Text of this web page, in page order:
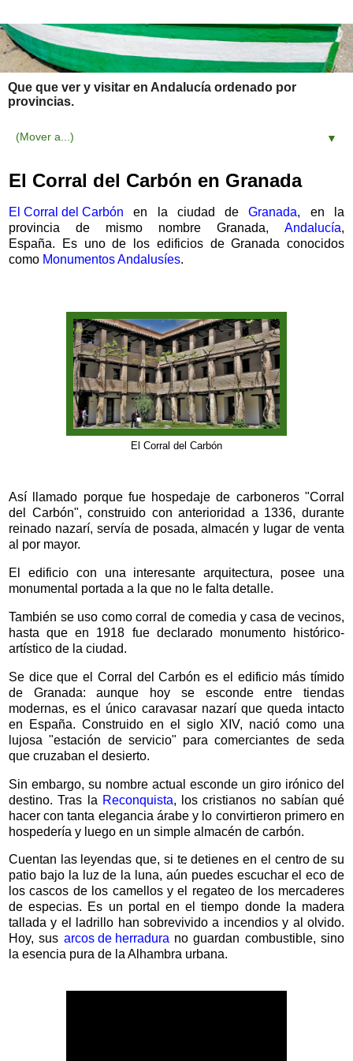
Que que ver y visitar en Andalucía ordenado por
provincias.
▼
El Corral del Carbón en Granada
El Corral del Carbón en la ciudad deGranada, en la
provincia de mismo nombre Granada, Andalucía,
España.
Es uno de los edificios de Granada conocidos
como Monumentos Andalusíes.
El Corral del Carbón
Así llamado porque fue hospedaje de carboneros "Corral
del Carbón", construido con anterioridad a 1336, durante
reinado nazarí, servía de posada, almacén y lugar de venta
al por mayor.
El edificio con una interesante arquitectura, posee una
monumental portada a la que no le falta detalle.
También se uso como corral de comedia y casa de vecinos,
hasta que en 1918 fue declarado monumento histórico-
artístico de la ciudad.
Se dice que el Corral del Carbón es el edificio más tímido
de Granada: aunque hoy se esconde entre tiendas
modernas, es el único caravasar nazarí que queda intacto
en España. Construido en el siglo XIV, nació como una
lujosa "estación de servicio" para comerciantes de seda
que cruzaban el desierto.
Sin embargo, su nombre actual esconde un giro irónico del
destino. Tras la Reconquista, los cristianos no sabían qué
hacer con tanta elegancia árabe y lo convirtieron primero en
hospedería y luego en un simple almacén de carbón.
Cuentan las leyendas que, si te detienes en el centro de su
patio bajo la luz de la luna, aún puedes escuchar el eco de
los cascos de los camellos y el regateo de los mercaderes
de especias. Es un portal en el tiempo donde la madera
tallada y el ladrillo han sobrevivido a incendios y al olvido.
Hoy, sus arcos de herradurano guardan combustible, sino
la esencia pura de la Alhambra urbana.